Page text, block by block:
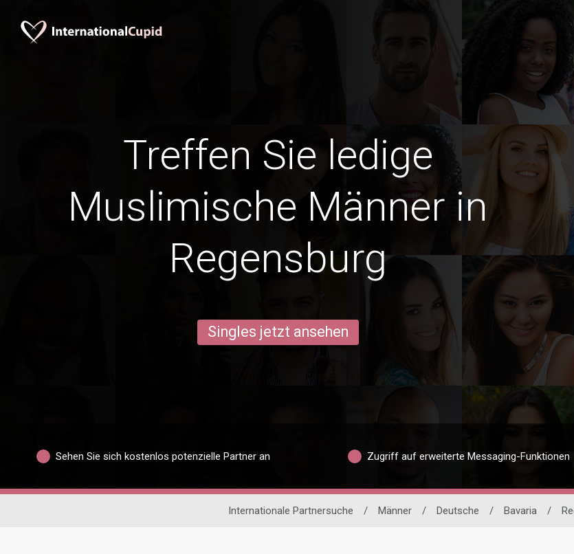
Treffen Sie ledige
Muslimische Männer in
Regensburg
Singles jetzt ansehen
Sehen Sie sich kostenlos potenzielle Partner an Zugriff auf erweiterte Messaging-Funktionen
Internationale Partnersuche / Männer / Deutsche / Bavaria /